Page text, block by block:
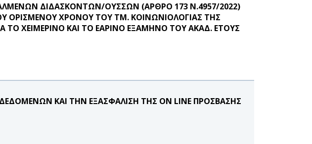
ΔΙΔΑΣΚΟΝΤΩΝ/ΟΥΣΣΩΝ (ΑΡΘΡΟ 173 Ν.4957/2022)
ΟΡΙΣΜΕΝΟΥ ΧΡΟΝΟΥ ΤΟΥ ΤΜ. ΚΟΙΝΩΝΙΟΛΟΓΙΑΣ ΤΗΣ
ΤΟ ΧΕΙΜΕΡΙΝΟ ΚΑΙ ΤΟ ΕΑΡΙΝΟ ΕΞΑΜΗΝΟ ΤΟΥ ΑΚΑΔ. ΕΤΟΥΣ
ΚΑΙ ΤΗΝ ΕΞΑΣΦΑΛΙΣΗ ΤΗΣ ON LINE ΠΡΟΣΒΑΣΗΣ